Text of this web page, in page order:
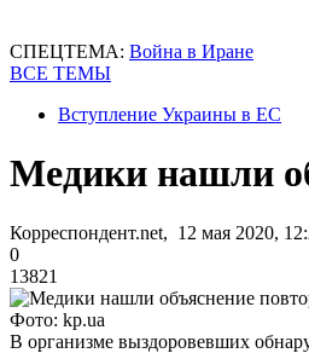
СПЕЦТЕМА: Война в Иране
ВСЕ ТЕМЫ
Вступление Украины в ЕС
Медики нашли
Корреспондент.net, 12 мая 2020,
0
13821
Фото: kp.ua
В организме выздоровевших